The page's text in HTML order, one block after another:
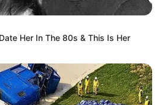
Her In The 80s & This Is Her